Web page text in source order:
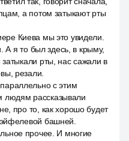
а потом затыкают рты
Киева мы это увидели.
А я то был здесь, в крыму,
рты, нас сажали в
резали.
с этим
людям рассказывали
про то, как хорошо будет
башней.
прочее. И многие